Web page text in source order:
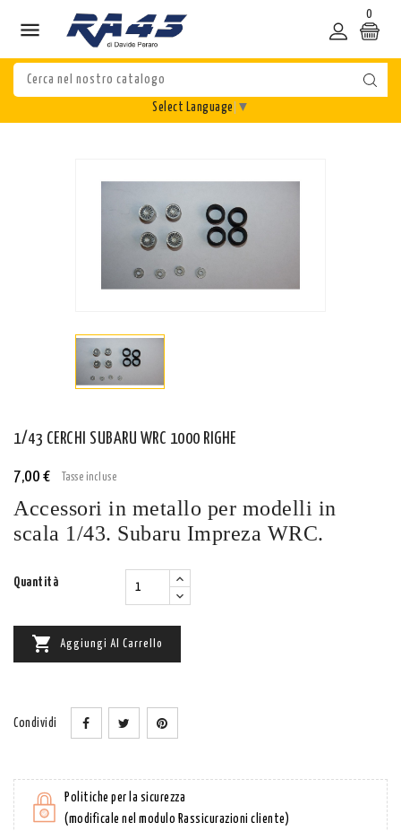

0
Select Language ▼
1/43 CERCHI SUBARU WRC 1000 RIGHE
7,00 € Tasse incluse
Accessori in metallo per modelli in
scala 1/43. Subaru Impreza WRC.
Quantità
 Aggiungi Al Carrello
Condividi
Politiche per la sicurezza
(modificale nel modulo Rassicurazioni cliente)